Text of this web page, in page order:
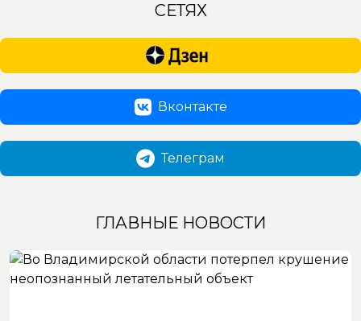
СЕТЯХ
Вконтакте
Телеграм
ГЛАВНЫЕ НОВОСТИ